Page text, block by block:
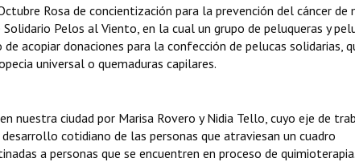
Rosa de concientización para la prevención del cáncer de
Pelos al Viento, en la cual un grupo de peluqueras y
acopiar donaciones para la confección de pelucas solidarias,
universal o quemaduras capilares.
nuestra ciudad por Marisa Rovero y Nidia Tello, cuyo eje de
cotidiano de las personas que atraviesan un cuadro
a personas que se encuentren en proceso de